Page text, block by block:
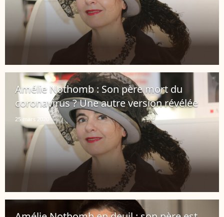
Amélie Nothomb : Son père mort du
coronavirus ? Une autre version révélée
25 mars 2020